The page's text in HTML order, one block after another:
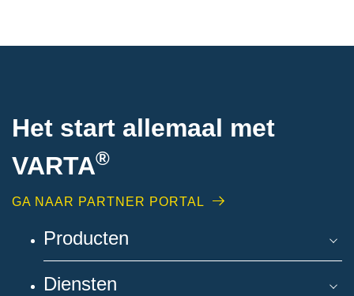
Het start allemaal met
VARTA®
GA NAAR PARTNER PORTAL
Producten
Diensten